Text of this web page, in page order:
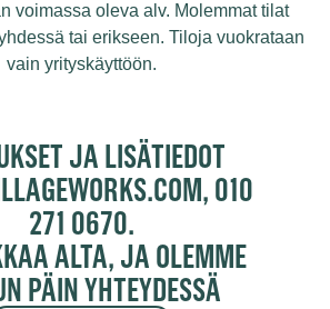
voimassa oleva alv. Molemmat tilat
tai erikseen. Tiloja vuokrataan
vain yrityskäyttöön.
JA LISÄTIEDOT
010
271 0670.
ALTA, JA OLEMME
PÄIN YHTEYDESSÄ